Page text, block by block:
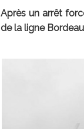
Après un arrêt
de la ligne